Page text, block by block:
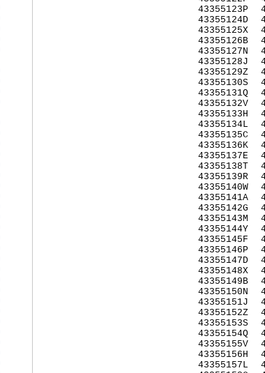
43355123P
43355124D
43355125X
43355126B
43355127N
43355128J
43355129Z
43355130S
43355131Q
43355132V
43355133H
43355134L
43355135C
43355136K
43355137E
43355138T
43355139R
43355140W
43355141A
43355142G
43355143M
43355144Y
43355145F
43355146P
43355147D
43355148X
43355149B
43355150N
43355151J
43355152Z
43355153S
43355154Q
43355155V
43355156H
43355157L